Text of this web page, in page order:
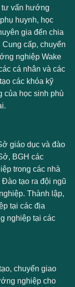
tư vấn hướng
huynh, học
gia đến chia
cấp, chuyển
nghiệp Wake
cá nhân và các
các khóa kỹ
của học sinh phù
giáo dục và đào
BGH các
trong các nhà
tạo ra đội ngũ
Thành lập,
tại các địa
nghiệp tại các
chuyển giao
nghiệp cho